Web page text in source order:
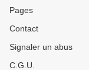
Pages
Contact
Signaler un abus
C.G.U.